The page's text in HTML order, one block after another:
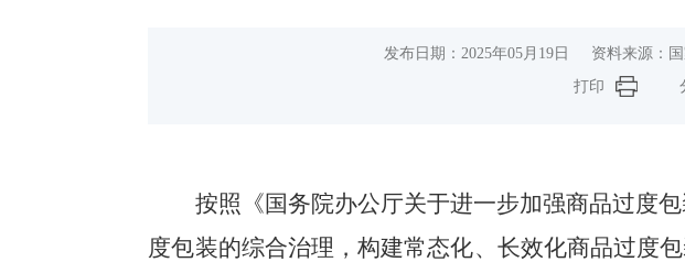
发布日期：2025年05月19日 资料来源：
打印
按照 《国务院办公厅关于进一步加强商品过度
度包装的综合治理，构建常态化、长效化商品过度